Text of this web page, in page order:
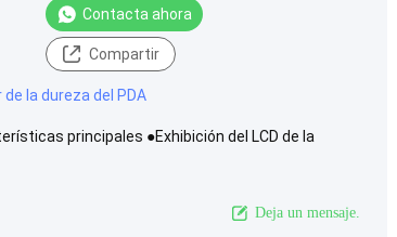
Contacta ahora
Compartir
la dureza del PDA
principales ●Exhibición del LCD de la
Deja un mensaje.